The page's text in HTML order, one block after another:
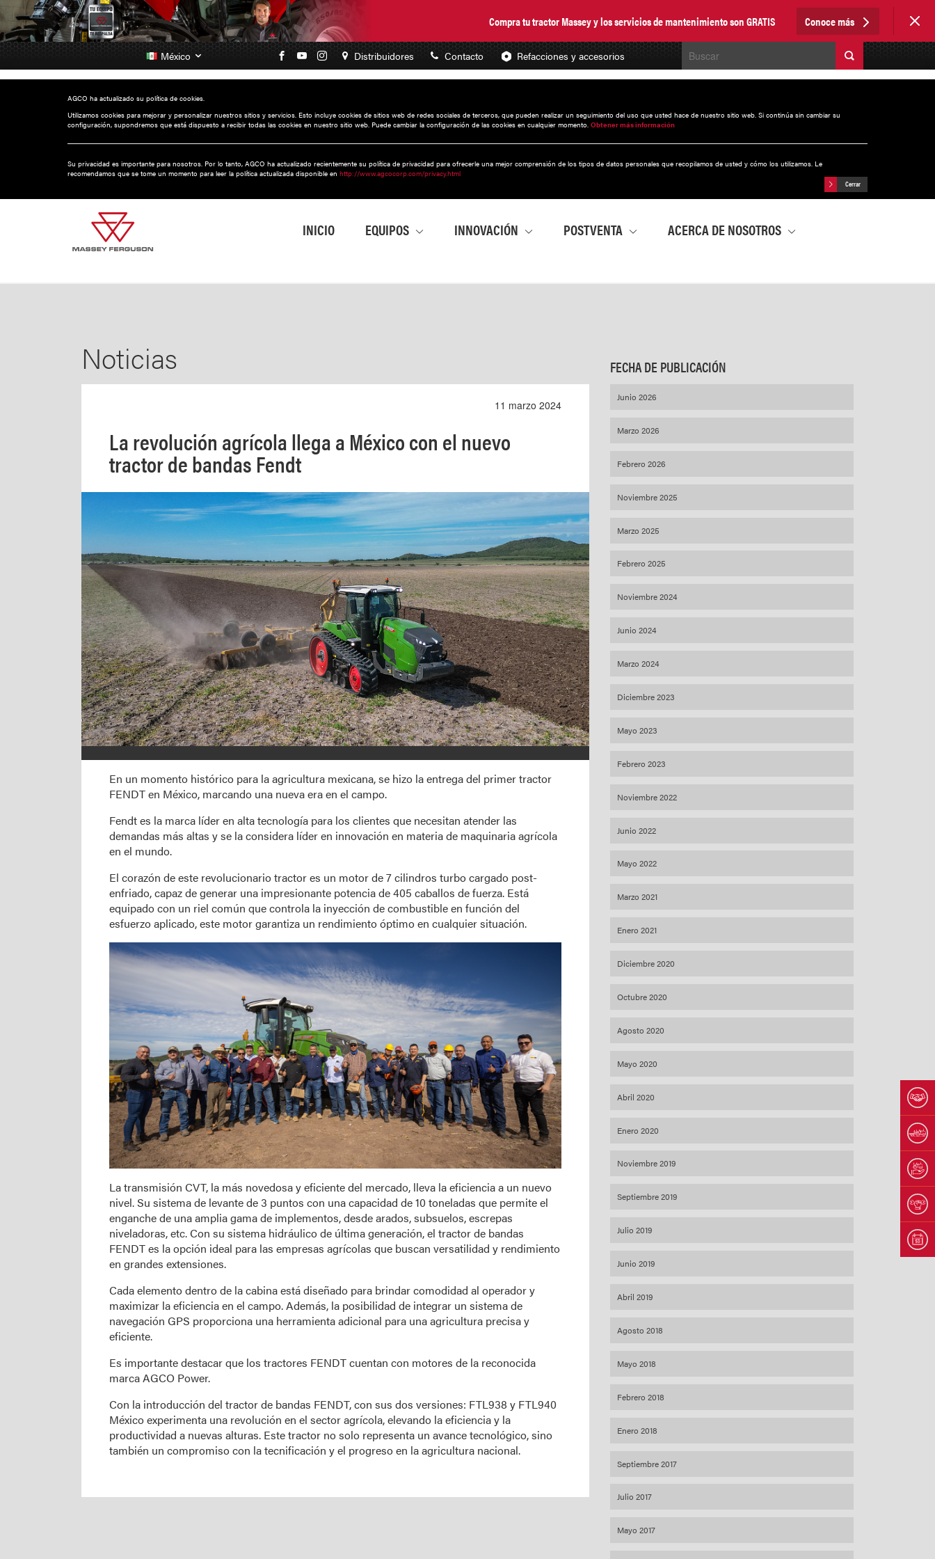
Compra tu tractor Massey y los servicios de mantenimiento son GRATIS Conoce más
México Distribuidores Contacto Refacciones y accesorios
AGCO ha actualizado su política de cookies.
Utilizamos cookies para mejorar y personalizar nuestros sitios y servicios. Esto incluye cookies de sitios web de redes sociales de terceros, que pueden realizar un seguimiento del uso que usted hace de nuestro sitio web. Si continúa sin cambiar su
configuración, supondremos que está dispuesto a recibir todas las cookies en nuestro sitio web. Puede cambiar la configuración de las cookies en cualquier momento. Obtener más información
Su privacidad es importante para nosotros. Por lo tanto, AGCO ha actualizado recientemente su política de privacidad para ofrecerle una mejor comprensión de los tipos de datos personales que recopilamos de usted y cómo los utilizamos. Le
recomendamos que se tome un momento para leer la política actualizada disponible en http://www.agcocorp.com/privacy.html
Cerrar
INICIO EQUIPOS INNOVACIÓN POSTVENTA ACERCA DE NOSOTROS
Noticias
11 marzo 2024
La revolución agrícola llega a México con el nuevo
tractor de bandas Fendt
En un momento histórico para la agricultura mexicana, se hizo la entrega del primer tractor
FENDT en México, marcando una nueva era en el campo.
Fendt es la marca líder en alta tecnología para los clientes que necesitan atender las
demandas más altas y se la considera líder en innovación en materia de maquinaria agrícola
en el mundo.
El corazón de este revolucionario tractor es un motor de 7 cilindros turbo cargado post-
enfriado, capaz de generar una impresionante potencia de 405 caballos de fuerza. Está
equipado con un riel común que controla la inyección de combustible en función del
esfuerzo aplicado, este motor garantiza un rendimiento óptimo en cualquier situación.
La transmisión CVT, la más novedosa y eficiente del mercado, lleva la eficiencia a un nuevo
nivel. Su sistema de levante de 3 puntos con una capacidad de 10 toneladas que permite el
enganche de una amplia gama de implementos, desde arados, subsuelos, escrepas
niveladoras, etc. Con su sistema hidráulico de última generación, el tractor de bandas
FENDT es la opción ideal para las empresas agrícolas que buscan versatilidad y rendimiento
en grandes extensiones.
Cada elemento dentro de la cabina está diseñado para brindar comodidad al operador y
maximizar la eficiencia en el campo. Además, la posibilidad de integrar un sistema de
navegación GPS proporciona una herramienta adicional para una agricultura precisa y
eficiente.
Es importante destacar que los tractores FENDT cuentan con motores de la reconocida
marca AGCO Power.
Con la introducción del tractor de bandas FENDT, con sus dos versiones: FTL938 y FTL940
México experimenta una revolución en el sector agrícola, elevando la eficiencia y la
productividad a nuevas alturas. Este tractor no solo representa un avance tecnológico, sino
también un compromiso con la tecnificación y el progreso en la agricultura nacional.
FECHA DE PUBLICACIÓN
Junio 2026
Marzo 2026
Febrero 2026
Noviembre 2025
Marzo 2025
Febrero 2025
Noviembre 2024
Junio 2024
Marzo 2024
Diciembre 2023
Mayo 2023
Febrero 2023
Noviembre 2022
Junio 2022
Mayo 2022
Marzo 2021
Enero 2021
Diciembre 2020
Octubre 2020
Agosto 2020
Mayo 2020
Abril 2020
Enero 2020
Noviembre 2019
Septiembre 2019
Julio 2019
Junio 2019
Abril 2019
Agosto 2018
Mayo 2018
Febrero 2018
Enero 2018
Septiembre 2017
Julio 2017
Mayo 2017